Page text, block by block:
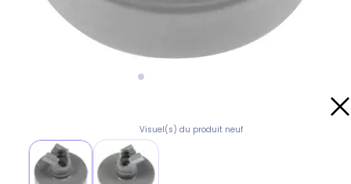
Visuel(s) du produit neuf